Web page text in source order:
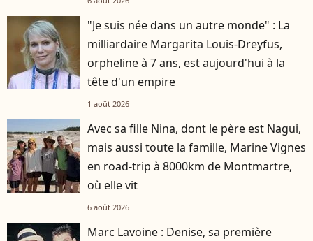
"Je suis née dans un autre monde" : La
milliardaire Margarita Louis-Dreyfus,
orpheline à 7 ans, est aujourd'hui à la
tête d'un empire
1 août 2026
Avec sa fille Nina, dont le père est Nagui,
mais aussi toute la famille, Marine Vignes
en road-trip à 8000km de Montmartre,
où elle vit
6 août 2026
Marc Lavoine : Denise, sa première